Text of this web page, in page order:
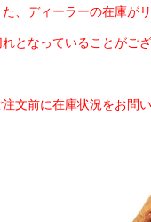
、ディーラーの在庫が
となっていることがござ
文前に在庫状況をお問